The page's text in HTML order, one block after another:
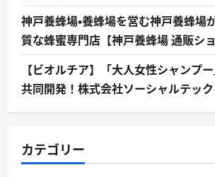
神戸養蜂場・養蜂場を営む神戸養蜂場
質な蜂蜜専門店【神戸養蜂場 通販ショ
【ビオルチア】「大人女性シャンプ
共同開発！株式会社ソーシャルテック
カテゴリー